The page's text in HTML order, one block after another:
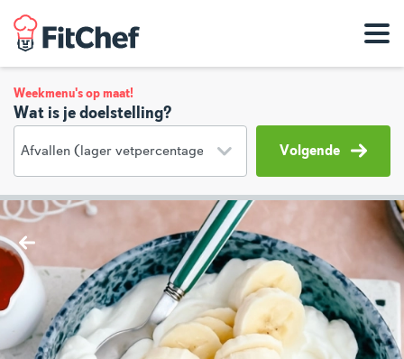
Weekmenu's op maat!
Wat is je doelstelling?
Volgende